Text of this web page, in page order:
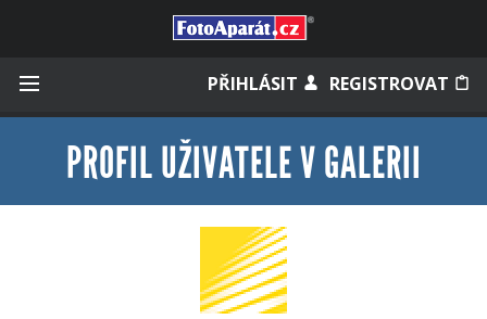
PŘIHLÁSIT REGISTROVAT
Zapomněli jste heslo?
PROFIL UŽIVATELE V GALERII